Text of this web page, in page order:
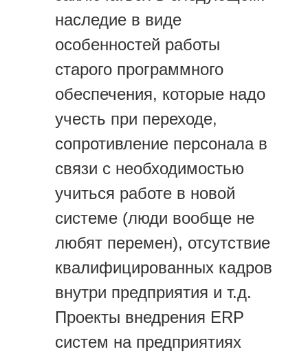
наследие в виде
особенностей работы
старого программного
обеспечения, которые надо
учесть при переходе,
сопротивление персонала в
связи с необходимостью
учиться работе в новой
системе (люди вообще не
любят перемен), отсутствие
квалифицированных кадров
внутри предприятия и т.д.
Проекты внедрения ERP
систем на предприятиях